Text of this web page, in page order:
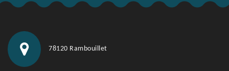
78120 Rambouillet